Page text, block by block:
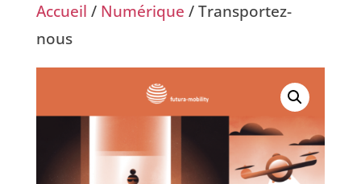
Accueil / Numérique / Transportez-
nous